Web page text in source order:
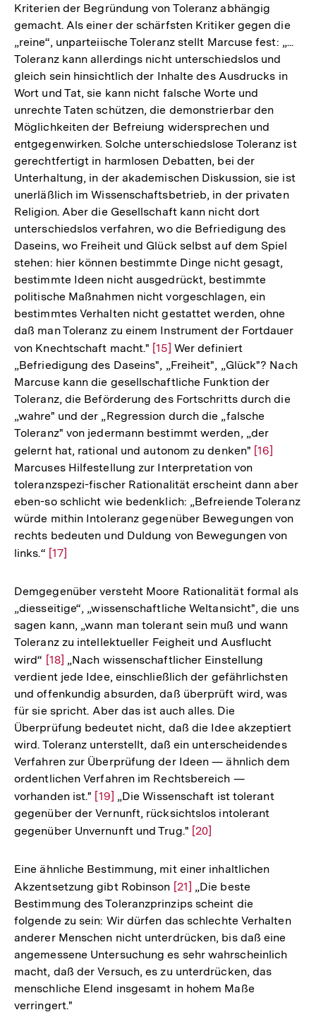
Kriterien der Begründung von Toleranz abhängig
gemacht. Als einer der schärfsten Kritiker gegen die
„reine“, unparteiische Toleranz stellt Marcuse fest: „...
Toleranz kann allerdings nicht unterschiedslos und
gleich sein hinsichtlich der Inhalte des Ausdrucks in
Wort und Tat, sie kann nicht falsche Worte und
unrechte Taten schützen, die demonstrierbar den
Möglichkeiten der Befreiung widersprechen und
entgegenwirken. Solche unterschiedslose Toleranz ist
gerechtfertigt in harmlosen Debatten, bei der
Unterhaltung, in der akademischen Diskussion, sie ist
unerläßlich im Wissenschaftsbetrieb, in der privaten
Religion. Aber die Gesellschaft kann nicht dort
unterschiedslos verfahren, wo die Befriedigung des
Daseins, wo Freiheit und Glück selbst auf dem Spiel
stehen: hier können bestimmte Dinge nicht gesagt,
bestimmte Ideen nicht ausgedrückt, bestimmte
politische Maßnahmen nicht vorgeschlagen, ein
bestimmtes Verhalten nicht gestattet werden, ohne
daß man Toleranz zu einem Instrument der Fortdauer
von Knechtschaft macht." Zur
Auflösung
der
Fußnote
[15] Wer definiert
„Befriedigung des Daseins", „Freiheit", „Glück"? Nach
Marcuse kann die gesellschaftliche Funktion der
Toleranz, die Beförderung des Fortschritts durch die
„wahre" und der „Regression durch die „falsche
Toleranz" von jedermann bestimmt werden, „der
gelernt hat, rational und autonom zu denken" Zur
der
Fußnote
[16]
Marcuses Hilfestellung zur Interpretation von
toleranzspezi-fischer Rationalität erscheint dann aber
eben-so schlicht wie bedenklich: „Befreiende Toleranz
würde mithin Intoleranz gegenüber Bewegungen von
rechts bedeuten und Duldung von Bewegungen von
links.“ Zur
der
Fußnote
[17]
Demgegenüber versteht Moore Rationalität formal als
„diesseitige“, „wissenschaftliche Weltansicht", die uns
sagen kann, „wann man tolerant sein muß und wann
Toleranz zu intellektueller Feigheit und Ausflucht
wird“ Zur
Auflösung
der
Fußnote
[18] „Nach wissenschaftlicher Einstellung
verdient jede Idee, einschließlich der gefährlichsten
und offenkundig absurden, daß überprüft wird, was
für sie spricht. Aber das ist auch alles. Die
Überprüfung bedeutet nicht, daß die Idee akzeptiert
wird. Toleranz unterstellt, daß ein unterscheidendes
Verfahren zur Überprüfung der Ideen — ähnlich dem
ordentlichen Verfahren im Rechtsbereich —
vorhanden ist." Zur
Auflösung
der
[19] „Die Wissenschaft ist tolerant
gegenüber der Vernunft, rücksichtslos intolerant
gegenüber Unvernunft und Trug." Zur
der
Fußnote
[20]
Eine ähnliche Bestimmung, mit einer inhaltlichen
Akzentsetzung gibt Robinson Zur
Auflösung
der
Fußnote
[21] „Die beste
Bestimmung des Toleranzprinzips scheint die
folgende zu sein: Wir dürfen das schlechte Verhalten
anderer Menschen nicht unterdrücken, bis daß eine
angemessene Untersuchung es sehr wahrscheinlich
macht, daß der Versuch, es zu unterdrücken, das
menschliche Elend insgesamt in hohem Maße
verringert."